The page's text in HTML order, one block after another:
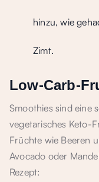
hinzu, wie
Zimt.
Low-Carb-
Smoothies sind eine
vegetarisches Keto-
Früchte wie Beeren
Avocado oder
Rezept: